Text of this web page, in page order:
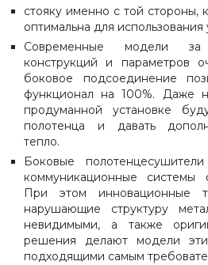
стояку именно с той стороны,
оптимальна для использования
Современные модели за
конструкций и параметров
боковое подсоединение
функционал на 100%. Даже
продуманной установке
полотенца и давать
тепло.
Боковые
коммуникационные системы
При этом инновационные
нарушающие структуру
невидимыми, а также
решения делают модели
подходящими самым